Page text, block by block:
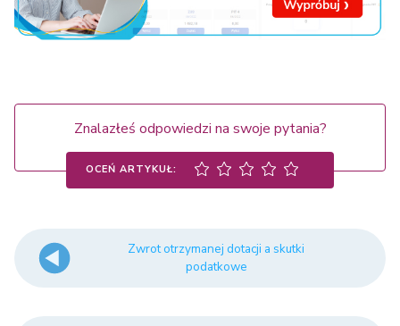
Znalazłeś odpowiedzi na swoje pytania?
OCEŃ ARTYKUŁ:
Zwrot otrzymanej dotacji a skutki
podatkowe